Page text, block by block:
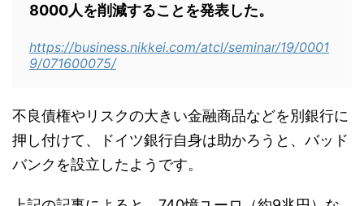
8000人を削減することを発表した。
https://business.nikkei.com/atcl/seminar/19/0001
9/071600075/
不良債権やリスクの大きい金融商品などを別銀行に
押し付けて、ドイツ銀行自身は助かろうと、バッド
バンクを設立したようです。